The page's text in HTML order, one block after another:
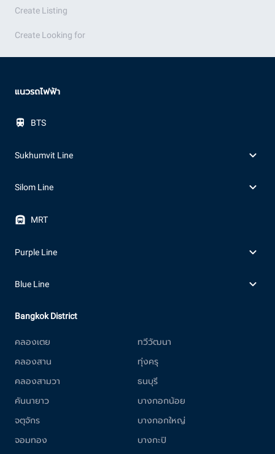
Create Listing
Create Looking for
แนวรถไฟฟ้า
BTS
Sukhumvit Line
Silom Line
MRT
Purple Line
Blue Line
Bangkok District
คลองเตย
คลองสาน
คลองสามวา
คันนายาว
จตุจักร
จอมทอง
ทวีวัฒนา
ทุ่งครุ
ธนบุรี
บางกอกน้อย
บางกอกใหญ่
บางกะปิ